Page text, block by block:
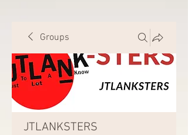
Groups
JTLANKSTERS